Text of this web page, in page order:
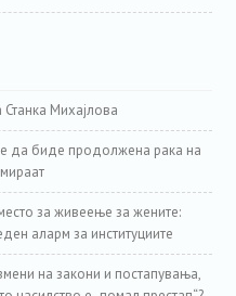
Станка Михајлова
да биде продолжена рака на
за живеење за жените:
аларм за институциите
на закони и постапувања,